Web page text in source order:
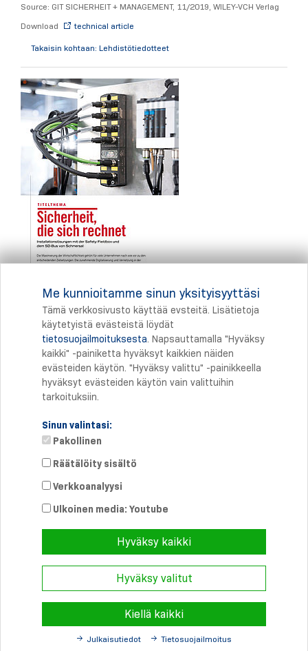
Source: GIT SICHERHEIT + MANAGEMENT, 11/2019, WILEY-VCH Verlag
Download
technical article
Takaisin kohtaan: Lehdistötiedotteet
Tulostus
Suora yhteys
Puhelin: +358 46 8757704
© 2026 Schmersal Finland · Julkaisutiedot·
·
Tietosuoja
Me kunnioitamme sinun yksityisyyttäsi
Tämä verkkosivusto käyttää evsteitä. Lisätietoja
käytetyistä evästeistä löydät
tietosuojailmoituksesta. Napsauttamalla "Hyväksy
kaikki" -painiketta hyväksyt kaikkien näiden
evästeiden käytön. "Hyväksy valittu" -painikkeella
hyväksyt evästeiden käytön vain valittuihin
tarkoituksiin.
Sinun valintasi:
Pakollinen
Räätälöity sisältö
Verkkoanalyysi
Ulkoinen media: Youtube
Hyväksy kaikki
Hyväksy valitut
Kiellä kaikki
Julkaisutiedot Tietosuojailmoitus